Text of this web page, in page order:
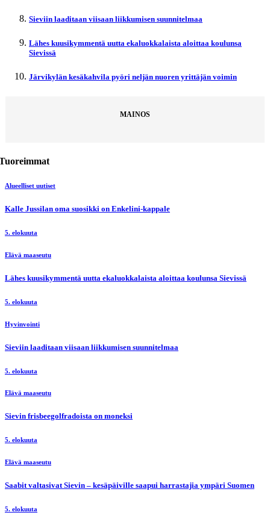
Sieviin laaditaan viisaan liikkumisen suunnitelmaa
Lähes kuusikymmentä uutta ekaluokkalaista aloittaa koulunsa
Sievissä
Järvikylän kesäkahvila pyöri neljän nuoren yrittäjän voimin
MAINOS
Alueelliset uutiset
Kalle Jussilan oma suosikki on Enkelini-kappale
5. elokuuta
Elävä maaseutu
Lähes kuusikymmentä uutta ekaluokkalaista aloittaa koulunsa Sievissä
5. elokuuta
Hyvinvointi
Sieviin laaditaan viisaan liikkumisen suunnitelmaa
5. elokuuta
Elävä maaseutu
Sievin frisbeegolfradoista on moneksi
5. elokuuta
Elävä maaseutu
Saabit valtasivat Sievin – kesäpäiville saapui harrastajia ympäri Suomen
5. elokuuta